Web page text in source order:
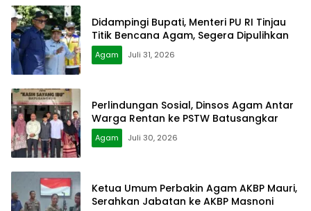
Didampingi Bupati, Menteri PU RI Tinjau
Titik Bencana Agam, Segera Dipulihkan
Agam Juli 31, 2026
Perlindungan Sosial, Dinsos Agam Antar
Warga Rentan ke PSTW Batusangkar
Agam Juli 30, 2026
Ketua Umum Perbakin Agam AKBP Mauri,
Serahkan Jabatan ke AKBP Masnoni